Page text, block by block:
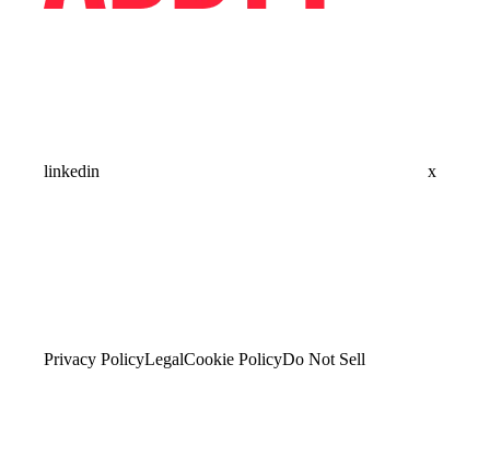
linkedin x
Privacy PolicyLegalCookie PolicyDo Not Sell